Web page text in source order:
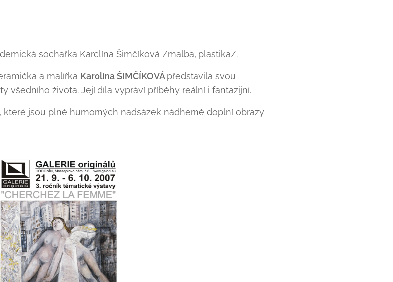
sochařka Karolína Šimčíková /malba, plastika/.
a malířka Karolína ŠIMČÍKOVÁpředstavila svou
všedního života. Její díla vypráví příběhy reální i fantazijní.
které jsou plné humorných nadsázek nádherně doplní obrazy